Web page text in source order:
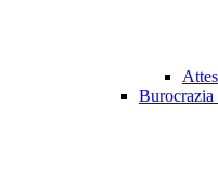
Burocrazia